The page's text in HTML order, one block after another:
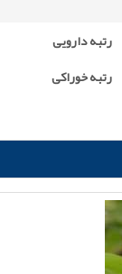
رتبه دارویی
رتبه خوراکی